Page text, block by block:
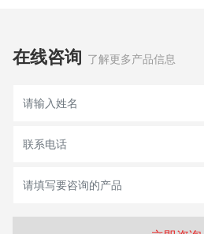
在线咨询 了解更多产品信息